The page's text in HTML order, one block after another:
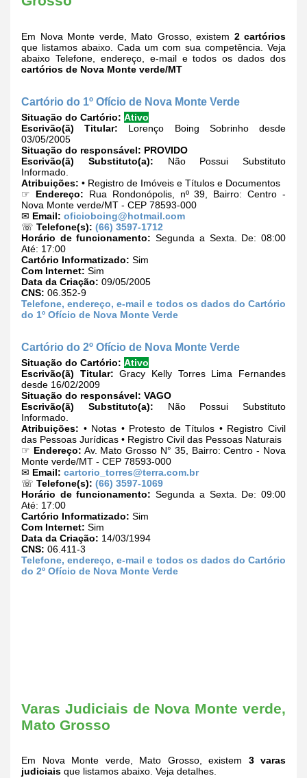
Em Nova Monte verde, Mato Grosso, existem 2 cartórios
que listamos abaixo. Cada um com sua competência. Veja
abaixo Telefone, endereço, e-mail e todos os dados dos
cartórios de Nova Monte verde/MT
Cartório do 1º Ofício de Nova Monte Verde
Situação do Cartório: Ativo
Escrivão(ã) Titular: Lorenço Boing Sobrinho desde
03/05/2005
Situação do responsável: PROVIDO
Escrivão(ã) Substituto(a): Não Possui Substituto
Informado.
Atribuições: • Registro de Imóveis e Títulos e Documentos
☞ Endereço: Rua Rondonópolis, nº 39, Bairro: Centro -
Nova Monte verde/MT - CEP 78593-000
✉ Email: oficioboing@hotmail.com
☏ Telefone(s): (66) 3597-1712
Horário de funcionamento: Segunda a Sexta. De: 08:00
Até: 17:00
Cartório Informatizado: Sim
Com Internet: Sim
Data da Criação: 09/05/2005
CNS: 06.352-9
Telefone, endereço, e-mail e todos os dados do Cartório
do 1º Ofício de Nova Monte Verde
Cartório do 2º Ofício de Nova Monte Verde
Situação do Cartório: Ativo
Escrivão(ã) Titular: Gracy Kelly Torres Lima Fernandes
desde 16/02/2009
Situação do responsável: VAGO
Escrivão(ã) Substituto(a): Não Possui Substituto
Informado.
Atribuições: • Notas • Protesto de Títulos • Registro Civil
das Pessoas Jurídicas • Registro Civil das Pessoas Naturais
☞ Endereço: Av. Mato Grosso N° 35, Bairro: Centro - Nova
Monte verde/MT - CEP 78593-000
✉ Email: cartorio_torres@terra.com.br
☏ Telefone(s): (66) 3597-1069
Horário de funcionamento: Segunda a Sexta. De: 09:00
Até: 17:00
Cartório Informatizado: Sim
Com Internet: Sim
Data da Criação: 14/03/1994
CNS: 06.411-3
Telefone, endereço, e-mail e todos os dados do Cartório
do 2º Ofício de Nova Monte Verde
Varas Judiciais de Nova Monte verde,
Mato Grosso
Em Nova Monte verde, Mato Grosso, existem 3 varas
judiciais que listamos abaixo. Veja detalhes.